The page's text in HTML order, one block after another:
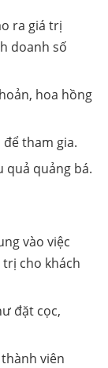
ra giá trị
doanh số
hoa hồng
tham gia.
quả quảng bá.
vào việc
cho khách
đặt cọc,
viên